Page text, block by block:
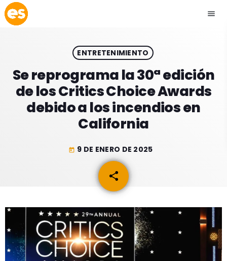
menu
play_arrow
play_arrow EMISIÓN COCHABAMBA
ESLATINO NEWS
ESPECTÁCULOS
GEEKERS
MÚSICA
INICIO
RADIO SPLENDID
ENTRETENIMIENTO
Se reprograma la 30ª edición
de los Critics Choice Awards
debido a los incendios en
California
today 9 DE ENERO DE 2025
share
email